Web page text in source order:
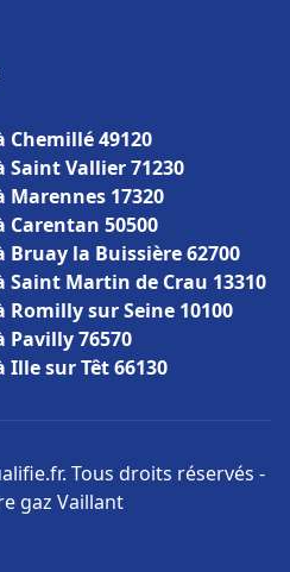
49120
Vallier 71230
17320
50500
la Buissière 62700
Martin de Crau 13310
sur Seine 10100
76570
sur Têt 66130
Tous droits réservés -
gaz Vaillant